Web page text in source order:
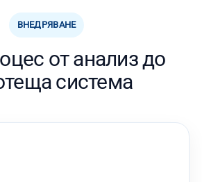
ВНЕДРЯВАНЕ
от анализ до
система